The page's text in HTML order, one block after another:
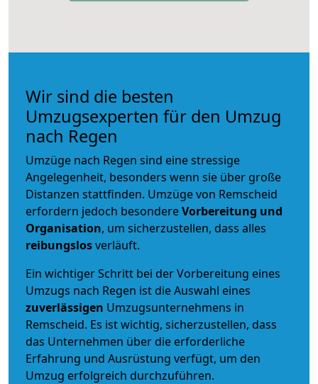
Wir sind die besten
Umzugsexperten für den Umzug
nach Regen
Umzüge nach Regen sind eine stressige
Angelegenheit, besonders wenn sie über große
Distanzen stattfinden. Umzüge von Remscheid
erfordern jedoch besondereVorbereitung und
Organisation, um sicherzustellen, dass alles
reibungslosverläuft.
Ein wichtiger Schritt bei der Vorbereitung eines
Umzugs nach Regen ist die Auswahl eines
zuverlässigen Umzugsunternehmens in
Remscheid. Es ist wichtig, sicherzustellen, dass
das Unternehmen über die erforderliche
Erfahrung und Ausrüstung verfügt, um den
Umzug erfolgreich durchzuführen.